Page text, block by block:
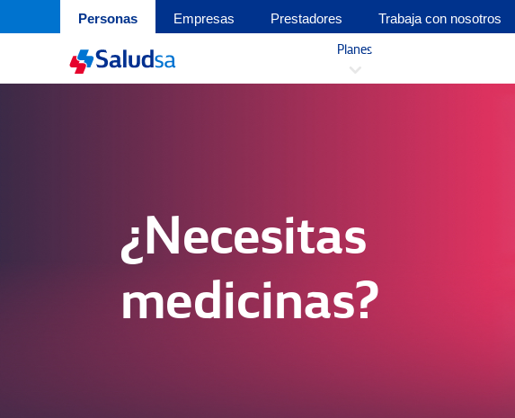
Personas Empresas Prestadores Trabaja con nosotros
Planes
3
¿Necesitas
medicinas?